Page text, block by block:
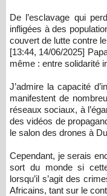
De l’esclavage qui
infligées à des
couvert de lutte contre
[13:44, 14/06/2025]
même : entre solidarité
J’admire la capacité
manifestent de
réseaux sociaux, à
des vidéos de
le salon des drones à
Cependant, je serais
sort du monde si
lorsqu’il s’agit des
Africains, tant sur le